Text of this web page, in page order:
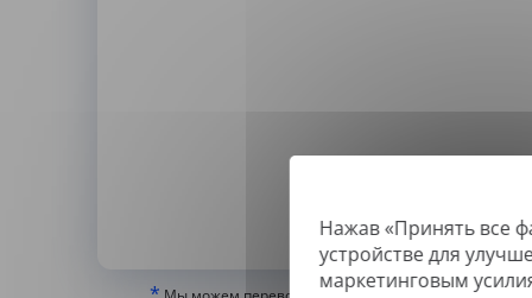
Нажав «Принять все
устройстве для
маркетинговым